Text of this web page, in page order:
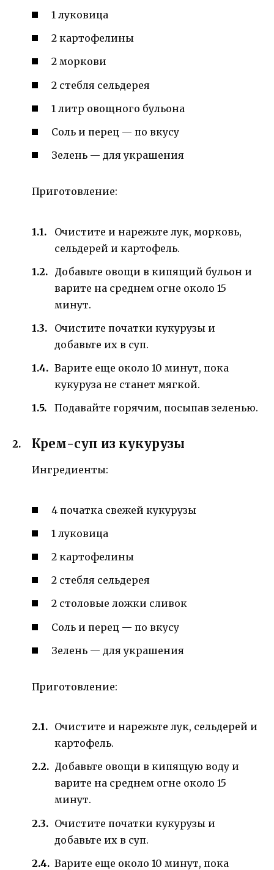
1 луковица
2 картофелины
2 моркови
2 стебля сельдерея
1 литр овощного бульона
Соль и перец — по вкусу
Зелень — для украшения
Приготовление:
Очистите и нарежьте лук, морковь,
сельдерей и картофель.
Добавьте овощи в кипящий бульон и
варите на среднем огне около 15
минут.
Очистите початки кукурузы и
добавьте их в суп.
Варите еще около 10 минут, пока
кукуруза не станет мягкой.
Подавайте горячим, посыпав зеленью.
Крем-суп из кукурузы
Ингредиенты:
4 початка свежей кукурузы
1 луковица
2 картофелины
2 стебля сельдерея
2 столовые ложки сливок
Соль и перец — по вкусу
Зелень — для украшения
Приготовление:
Очистите и нарежьте лук, сельдерей и
картофель.
Добавьте овощи в кипящую воду и
варите на среднем огне около 15
минут.
Очистите початки кукурузы и
добавьте их в суп.
Варите еще около 10 минут, пока